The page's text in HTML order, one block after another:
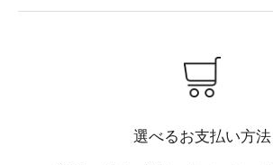
選べるお支払い方法